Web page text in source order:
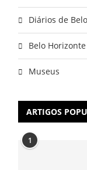
Diários de
Belo Horizonte
Museus
ARTIGOS
1